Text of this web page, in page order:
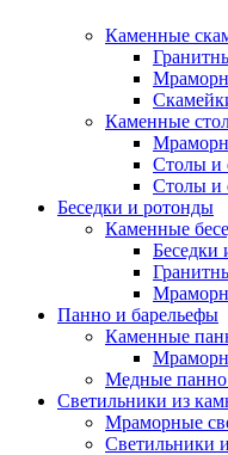
Каменные
Каменные
Столы и
Столы и
Беседки и ротонды
Каменные
Беседки
Панно и барельефы
Каменные
Медные панно
Светильники из
Мраморные
Светильники